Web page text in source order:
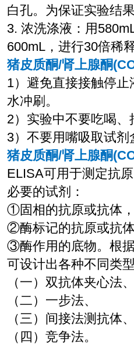
白孔。为保证实验结
3. 浓洗涤液：用
600mL，进行30倍稀
猪皮质酮/肾上腺酮
1）避免直接接触停
水冲刷。
2）实验中不要吃喝
3）不要用嘴吸取试
猪皮质酮/肾上腺酮
ELISA可用于测定抗
必要的试剂：
①固相的抗原或抗体
②酶标记的抗原或抗
③酶作用的底物。根
可设计出各种不同类
（一）双抗体夹心法
（二）一步法、
（三）间接法测抗体
（四）竞争法。